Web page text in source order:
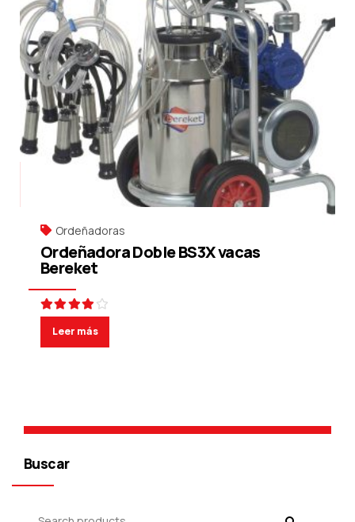
Ordeñadoras
Ordeñadora Doble BS3X vacas
Bereket
Leer más
Buscar